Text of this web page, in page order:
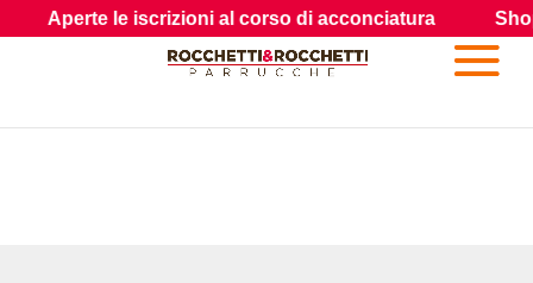
Aperte le iscrizioni al corso di acconciatura